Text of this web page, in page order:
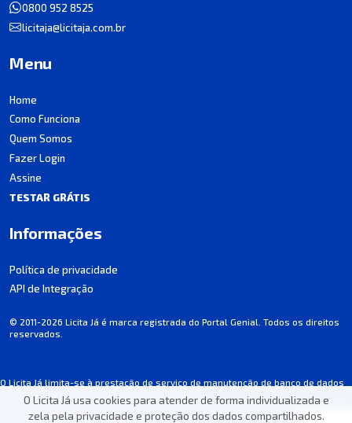
O Licita Já usa cookies para atender de forma individualizada e
zela pela privacidade e proteção dos dados compartilhados.
O Licita Já limita-se à prestação de serviço de manutenção de banco de dados
de licitações, não participando dos processos.
Algumas informações podem apresentar incorreções involuntárias. Consulte
0800 952 8525
licitaja@licitaja.com.br
Menu
Home
Como Funciona
Quem Somos
Fazer Login
Assine
TESTAR GRÁTIS
Informações
Política de privacidade
API de Integração
© 2011-2026 Licita Já é marca registrada do Portal Genial. Todos os direitos
reservados.